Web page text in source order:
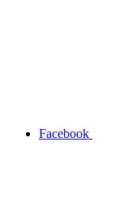
Facebook